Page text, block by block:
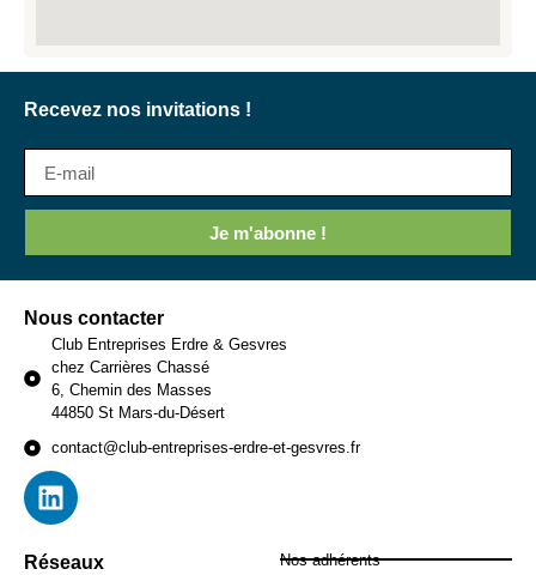
Recevez nos invitations !
Je m'abonne !
Nous contacter
Club Entreprises Erdre & Gesvres
chez Carrières Chassé
6, Chemin des Masses
44850 St Mars-du-Désert
contact@club-entreprises-erdre-et-gesvres.fr
Réseaux Nos adhérents